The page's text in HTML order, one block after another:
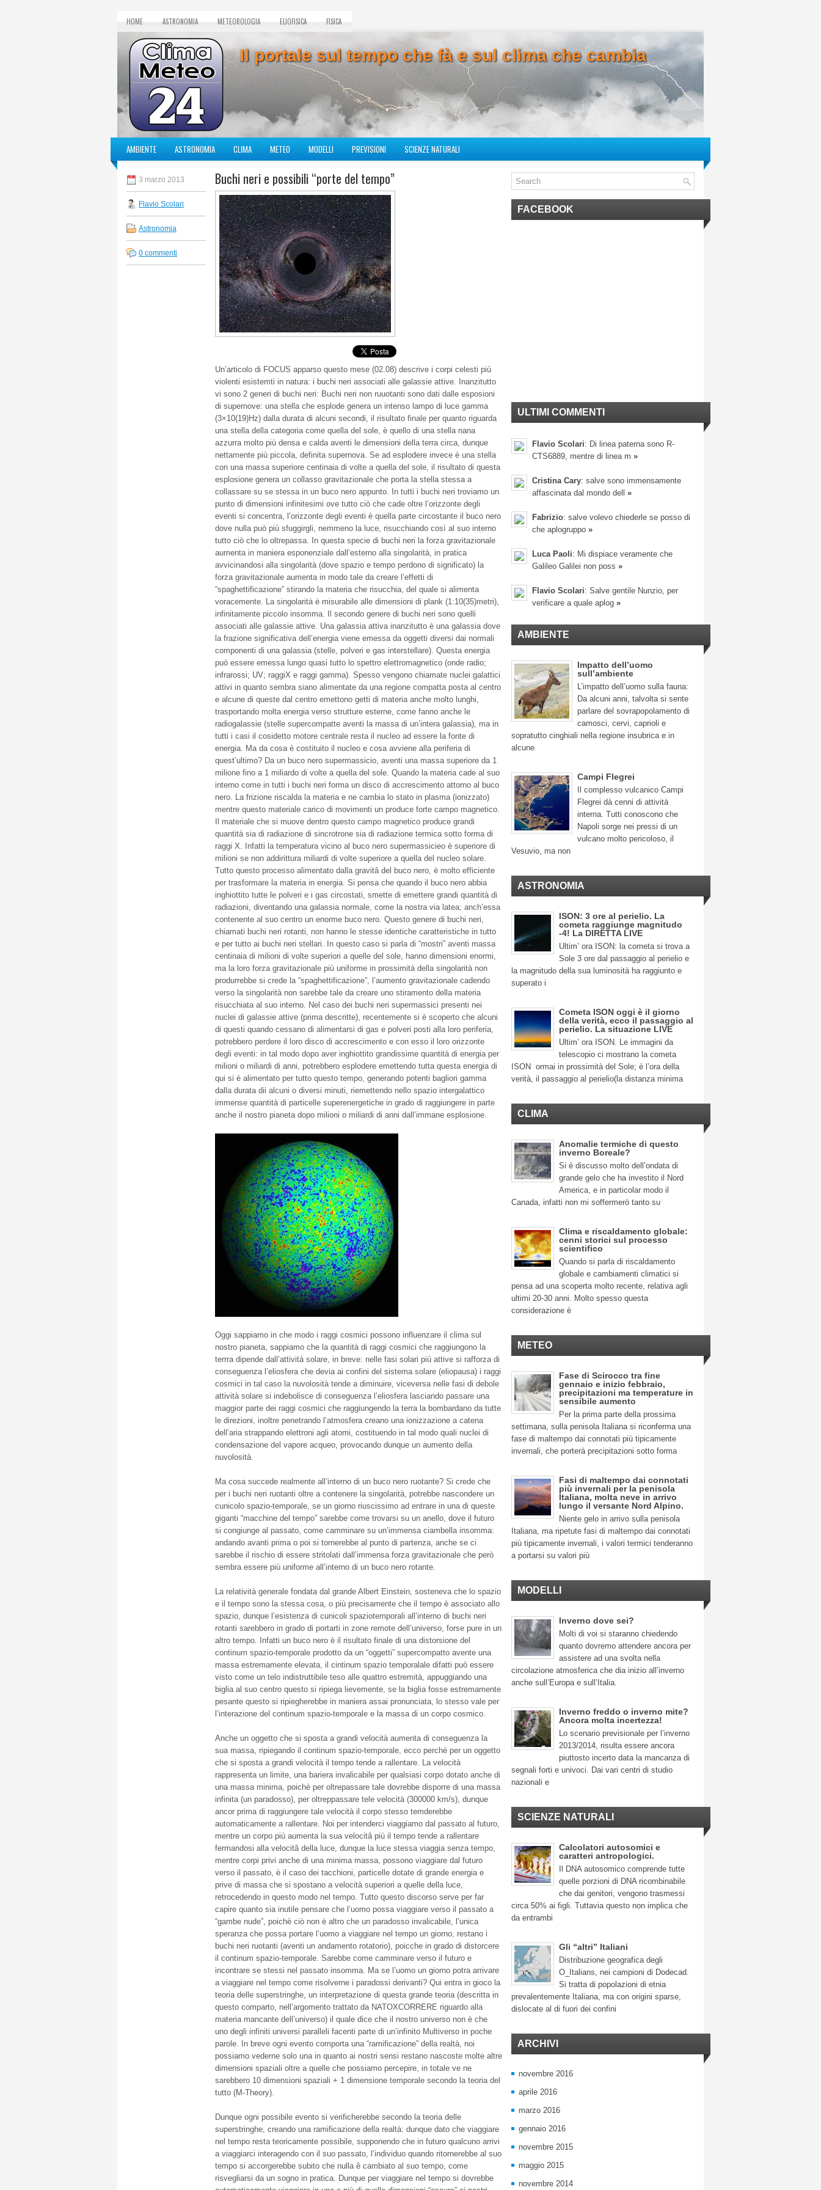
HOME ASTRONOMIA METEOROLOGIA ELIOFISICA FISICA
Il portale sul tempo che fà e sul clima che cambia
AMBIENTE ASTRONOMIA CLIMA METEO MODELLI PREVISIONI SCIENZE NATURALI
3 marzo 2013
Flavio Scolari
Astronomia
0 commenti
Buchi neri e possibili “porte del tempo”
Un’articolo di FOCUS apparso questo mese (02.08) descrive i corpi celesti più
violenti esistemti in natura: i buchi neri associati alle galassie attive. Inanzitutto
vi sono 2 generi di buchi neri: Buchi neri non ruuotanti sono dati dalle esposioni
di supernove: una stella che esplode genera un intenso lampo di luce gamma
(3×10(19)Hz) dalla durata di alcuni secondi, il risultato finale per quanto riguarda
una stella della categoria come quella del sole, è quello di una stella nana
azzurra molto più densa e calda aventi le dimensioni della terra circa, dunque
nettamente più piccola, definita supernova. Se ad esplodere invece è una stella
con una massa superiore centinaia di volte a quella del sole, il risultato di questa
esplosione genera un collasso gravitazionale che porta la stella stessa a
collassare su se stessa in un buco nero appunto. In tutti i buchi neri troviamo un
punto di dimensioni infinitesimi ove tutto ciò che cade oltre l’orizzonte degli
eventi si concentra, l’orizzonte degli eventi è quella parte circostante il buco nero
dove nulla può più sfuggirgli, nemmeno la luce, risucchiando così al suo interno
tutto ciò che lo oltrepassa. In questa specie di buchi neri la forza gravitazionale
aumenta in maniera esponenziale dall’esterno alla singolarità, in pratica
avvicinandosi alla singolarità (dove spazio e tempo perdono di significato) la
forza gravitazionale aumenta in modo tale da creare l’effetti di
“spaghettificazione” stirando la materia che risucchia, del quale si alimenta
voracemente. La singolarità è misurabile alle dimensioni di plank (1:10(35)metri),
infinitamente piccolo insomma. Il secondo genere di buchi neri sono quelli
associati alle galassie attive. Una galassia attiva inanzitutto è una galassia dove
la frazione significativa dell’energia viene emessa da oggetti diversi dai normali
componenti di una galassia (stelle, polveri e gas interstellare). Questa energia
può essere emessa lungo quasi tutto lo spettro elettromagnetico (onde radio;
infrarossi; UV; raggiX e raggi gamma). Spesso vengono chiamate nuclei galattici
attivi in quanto sembra siano alimentate da una regione compatta posta al centro
e alcune di queste dal centro emettono getti di materia anche molto lunghi,
trasportando molta energia verso strutture esterne, come fanno anche le
radiogalassie (stelle supercompatte aventi la massa di un’intera galassia), ma in
tutti i casi il cosidetto motore centrale resta il nucleo ad essere la fonte di
energia. Ma da cosa è costituito il nucleo e cosa avviene alla periferia di
quest’ultimo? Da un buco nero supermassicio, aventi una massa superiore da 1
milione fino a 1 miliardo di volte a quella del sole. Quando la materia cade al suo
interno come in tutti i buchi neri forma un disco di accrescimento attorno al buco
nero. La frizione riscalda la materia e ne cambia lo stato in plasma (ionizzato)
mentre questo materiale carico di movimenti un produce forte campo magnetico.
Il materiale che si muove dentro questo campo magnetico produce grandi
quantità sia di radiazione di sincrotrone sia di radiazione termica sotto forma di
raggi X. Infatti la temperatura vicino al buco nero supermassicieo è superiore di
milioni se non addirittura miliardi di volte superiore a quella del nucleo solare.
Tutto questo processo alimentato dalla gravitâ del buco nero, è molto efficiente
per trasformare la materia in energia. Si pensa che quando il buco nero abbia
inghiottito tutte le polveri e i gas circostati, smette di emettere grandi quantità di
radiazioni, diventando una galassia normale, come la nostra via latea; anch’essa
contenente al suo centro un enorme buco nero. Questo genere di buchi neri,
chiamati buchi neri rotanti, non hanno le stesse identiche caratteristiche in tutto
e per tutto ai buchi neri stellari. In questo caso si parla di “mostri” aventi massa
centinaia di milioni di volte superiori a quelle del sole, hanno dimensioni enormi,
ma la loro forza gravitazionale più uniforme in prossimità della singolarità non
produrrebbe si crede la “spaghettificazione”, l’aumento gravitazionale cadendo
verso la singolarità non sarebbe tale da creare uno stiramento della materia
risucchiata al suo interno. Nel caso dei buchi neri supermassici presenti nei
nuclei di galassie attive (prima descritte), recentemente si è scoperto che alcuni
di questi quando cessano di alimentarsi di gas e polveri posti alla loro periferia,
potrebbero perdere il loro disco di accrescimento e con esso il loro orizzonte
degli eventi: in tal modo dopo aver inghiottito grandissime quantità di energia per
milioni o miliardi di anni, potrebbero esplodere emettendo tutta questa energia di
qui si è alimentato per tutto questo tempo, generando potenti bagliori gamma
dalla durata dii alcuni o diversi minuti, riemettendo nello spazio intergalattico
immense quantità di particelle superenergetiche in grado di raggiungere in parte
anche il nostro pianeta dopo milioni o miliardi di anni dall’immane esplosione.
Oggi sappiamo in che modo i raggi cosmici possono influenzare il clima sul
nostro pianeta, sappiamo che la quantità di raggi cosmici che raggiungono la
terrra dipende dall’attività solare, in breve: nelle fasi solari più attive si rafforza di
conseguenza l’eliosfera che devia ai confini del sistema solare (eliopausa) i raggi
cosmici in tal caso la nuvolosità tende a diminuire, viceversa nelle fasi di debole
attività solare si indebolisce di conseguenza l’eliosfera lasciando passare una
maggior parte dei raggi cosmici che raggiungendo la terra la bombardano da tutte
le direzioni, inoltre penetrando l’atmosfera creano una ionizzazione a catena
dell’aria strappando elettroni agli atomi, costituendo in tal modo quali nuclei di
condensazione del vapore acqueo, provocando dunque un aumento della
nuvolosità.
Ma cosa succede realmente all’interno di un buco nero ruotante? Si crede che
per i buchi neri ruotanti oltre a contenere la singolarità, potrebbe nascondere un
cunicolo spazio-temporale, se un giorno riuscissimo ad entrare in una di queste
giganti “macchine del tempo” sarebbe come trovarsi su un anello, dove il futuro
si congiunge al passato, come camminare su un’immensa ciambella insomma:
andando avanti prima o poi si tornerebbe al punto di partenza, anche se ci
sarebbe il rischio di essere stritolati dall’immensa forza gravitazionale che però
sembra essere più uniforme all’interno di un buco nero rotante.
La relatività generale fondata dal grande Albert Einstein, sosteneva che lo spazio
e il tempo sono la stessa cosa, o più precisamente che il tempo è associato allo
spazio, dunque l’esistenza di cunicoli spaziotemporali all’interno di buchi neri
rotanti sarebbero in grado di portarti in zone remote dell’universo, forse pure in un
altro tempo. Infatti un buco nero è il risultato finale di una distorsione del
continum spazio-temporale prodotto da un “oggetti” supercompatto avente una
massa estremamente elevata, il cintinum spazio temporalale difatti può essere
visto come un telo indistruttibile teso alle quattro estremità, appuggiando una
biglia al suo centro questo si ripiega lievemente, se la biglia fosse estremamente
pesante questo si ripiegherebbe in maniera assai pronunciata, lo stesso vale per
l’interazione del continum spazio-temporale e la massa di un corpo cosmico.
Anche un oggetto che si sposta a grandi velocità aumenta di conseguenza la
sua massa, ripiegando il continum spazio-temporale, ecco perchè per un oggetto
che si sposta a grandi velocità il tempo tende a rallentare. La velocità
rappresenta un limite, una bariera invalicabile per qualsiasi corpo dotato anche di
una massa minima, poichè per oltrepassare tale dovrebbe disporre di una massa
infinita (un paradosso), per oltreppassare tele velocità (300000 km/s), dunque
ancor prima di raggiungere tale velocità il corpo stesso temderebbe
automaticamente a rallentare. Noi per intenderci viaggiamo dal passato al futuro,
mentre un corpo più aumenta la sua velocitâ più il tempo tende a rallentare
fermandosi alla velocitâ della luce, dunque la luce stessa viaggia senza tempo,
mentre corpi privi anche di una minima massa, possono viaggiare dal futuro
verso il passato, è il caso dei tacchioni, particelle dotate di grande energia e
prive di massa che si spostano a velocità superiori a quelle della luce,
retrocedendo in questo modo nel tempo. Tutto questo discorso serve per far
capire quanto sia inutile pensare che l’uomo possa viaggiare verso il passato a
“gambe nude”, poichè ciò non è altro che un paradosso invalicabile, l’unica
speranza che possa portare l’uomo a viaggiare nel tempo un giorno, restano i
buchi neri ruotanti (aventi un andamento rotatorio), poicche in grado di distorcere
il continum spazio-temporale. Sarebbe come camminare verso il futuro e
incontrare se stessi nel passato insomma. Ma se l’uomo un giorno potra arrivare
a viaggiare nel tempo come risolverne i paradossi derivanti? Qui entra in gioco la
teoria delle superstringhe, un interpretazione di questa grande teoria (descritta in
questo comparto, nell’argomento trattato da NATOXCORRERE riguardo alla
materia mancante dell’universo) il quale dice che il nostro universo non è che
uno degli infiniti universi paralleli facenti parte di un’infinito Multiverso in poche
parole. In breve ogni evento comporta una “ramificazione” della realtà, noi
possiamo vederne solo una in quanto ai nostri sensi restano nascoste molte altre
dimensioni spaziali oltre a quelle che possiamo percepire, in totale ve ne
sarebbero 10 dimensioni spaziali + 1 dimensione temporale secondo la teoria del
tutto (M-Theory).
Dunque ogni possibile evento si verificherebbe secondo la teoria delle
superstringhe, creando una ramificazione della realtà: dunque dato che viaggiare
nel tempo resta teoricamente possibile, supponendo che in futuro qualcuno arrivi
a viaggiarci interagendo con il suo passato, l’individuo quando ritornerebbe al suo
tempo si accorgerebbe subito che nulla ê cambiato al suo tempo, come
risvegliarsi da un sogno in pratica. Dunque per viaggiare nel tempo si dovrebbe
FACEBOOK
ULTIMI COMMENTI
Flavio Scolari: Di linea paterna sono R-
CTS6889, mentre di linea m »
Cristina Cary: salve sono immensamente
affascinata dal mondo dell »
Fabrizio: salve volevo chiederle se posso di
che aplogruppo »
Luca Paoli: Mi dispiace veramente che
Galileo Galilei non poss »
Flavio Scolari: Salve gentile Nunzio, per
verificare a quale aplog »
AMBIENTE
Impatto dell’uomo
sull’ambiente
L’impatto dell’uomo sulla fauna:
Da alcuni anni, talvolta si sente
parlare del sovrapopolamento di
camosci, cervi, caprioli e
sopratutto cinghiali nella regione insubrica e in
alcune
Campi Flegrei
Il complesso vulcanico Campi
Flegrei dà cenni di attività
interna. Tutti conoscono che
Napoli sorge nei pressi di un
vulcano molto pericoloso, il
Vesuvio, ma non
ASTRONOMIA
ISON: 3 ore al perielio. La
cometa raggiunge magnitudo
-4! La DIRETTA LIVE
Ultim’ ora ISON: la cometa si trova a
Sole 3 ore dal passaggio al perielio e
la magnitudo della sua luminosità ha raggiunto e
superato i
Cometa ISON oggi è il giorno
della verità, ecco il passaggio al
perielio. La situazione LIVE
Ultim’ ora ISON. Le immagini da
telescopio ci mostrano la cometa
ISON ormai in prossimità del Sole; è l’ora della
verità, il passaggio al perielio(la distanza minima
CLIMA
Anomalie termiche di questo
inverno Boreale?
Si è discusso molto dell’ondata di
grande gelo che ha investito il Nord
America, e in particolar modo il
Canada, infatti non mi soffermerò tanto su
Clima e riscaldamento globale:
cenni storici sul processo
scientifico
Quando si parla di riscaldamento
globale e cambiamenti climatici si
pensa ad una scoperta molto recente, relativa agli
ultimi 20-30 anni. Molto spesso questa
considerazione è
METEO
Fase di Scirocco tra fine
gennaio e inizio febbraio,
precipitazioni ma temperature in
sensibile aumento
Per la prima parte della prossima
settimana, sulla penisola Italiana si riconferma una
fase di maltempo dai connotati più tipicamente
invernali, che porterà precipitazioni sotto forma
Fasi di maltempo dai connotati
più invernali per la penisola
Italiana, molta neve in arrivo
lungo il versante Nord Alpino.
Niente gelo in arrivo sulla penisola
Italiana, ma ripetute fasi di maltempo dai connotati
più tipicamente invernali, i valori termici tenderanno
a portarsi su valori più
MODELLI
Inverno dove sei?
Molti di voi si staranno chiedendo
quanto dovremo attendere ancora per
assistere ad una svolta nella
circolazione atmosferica che dia inizio all’inverno
anche sull’Europa e sull’Italia.
Inverno freddo o inverno mite?
Ancora molta incertezza!
Lo scenario previsionale per l’inverno
2013/2014, risulta essere ancora
piuttosto incerto data la mancanza di
segnali forti e univoci. Dai vari centri di studio
nazionali e
SCIENZE NATURALI
Calcolatori autosomici e
caratteri antropologici.
Il DNA autosomico comprende tutte
quelle porzioni di DNA ricombinabile
che dai genitori, vengono trasmessi
circa 50% ai figli. Tuttavia questo non implica che
da entrambi
Gli “altri” Italiani
Distribuzione geografica degli
O_Italians, nei campioni di Dodecad.
Si tratta di popolazioni di etnia
prevalentemente Italiana, ma con origini sparse,
dislocate al di fuori dei confini
ARCHIVI
novembre 2016
aprile 2016
marzo 2016
gennaio 2016
novembre 2015
maggio 2015
novembre 2014